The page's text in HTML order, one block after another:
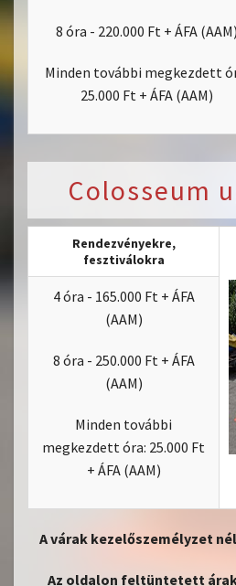
8 óra - 220.000 Ft + ÁFA (AAM)
Minden további megkezdett
25.000 Ft + ÁFA (AAM)
Colosseum
Rendezvényekre,
fesztiválokra
4 óra - 165.000 Ft + ÁFA
(AAM)
8 óra - 250.000 Ft + ÁFA
(AAM)
Minden további
megkezdett óra: 25.000 Ft
+ ÁFA (AAM)
A várak kezelőszemélyzet
Az oldalon feltüntetett